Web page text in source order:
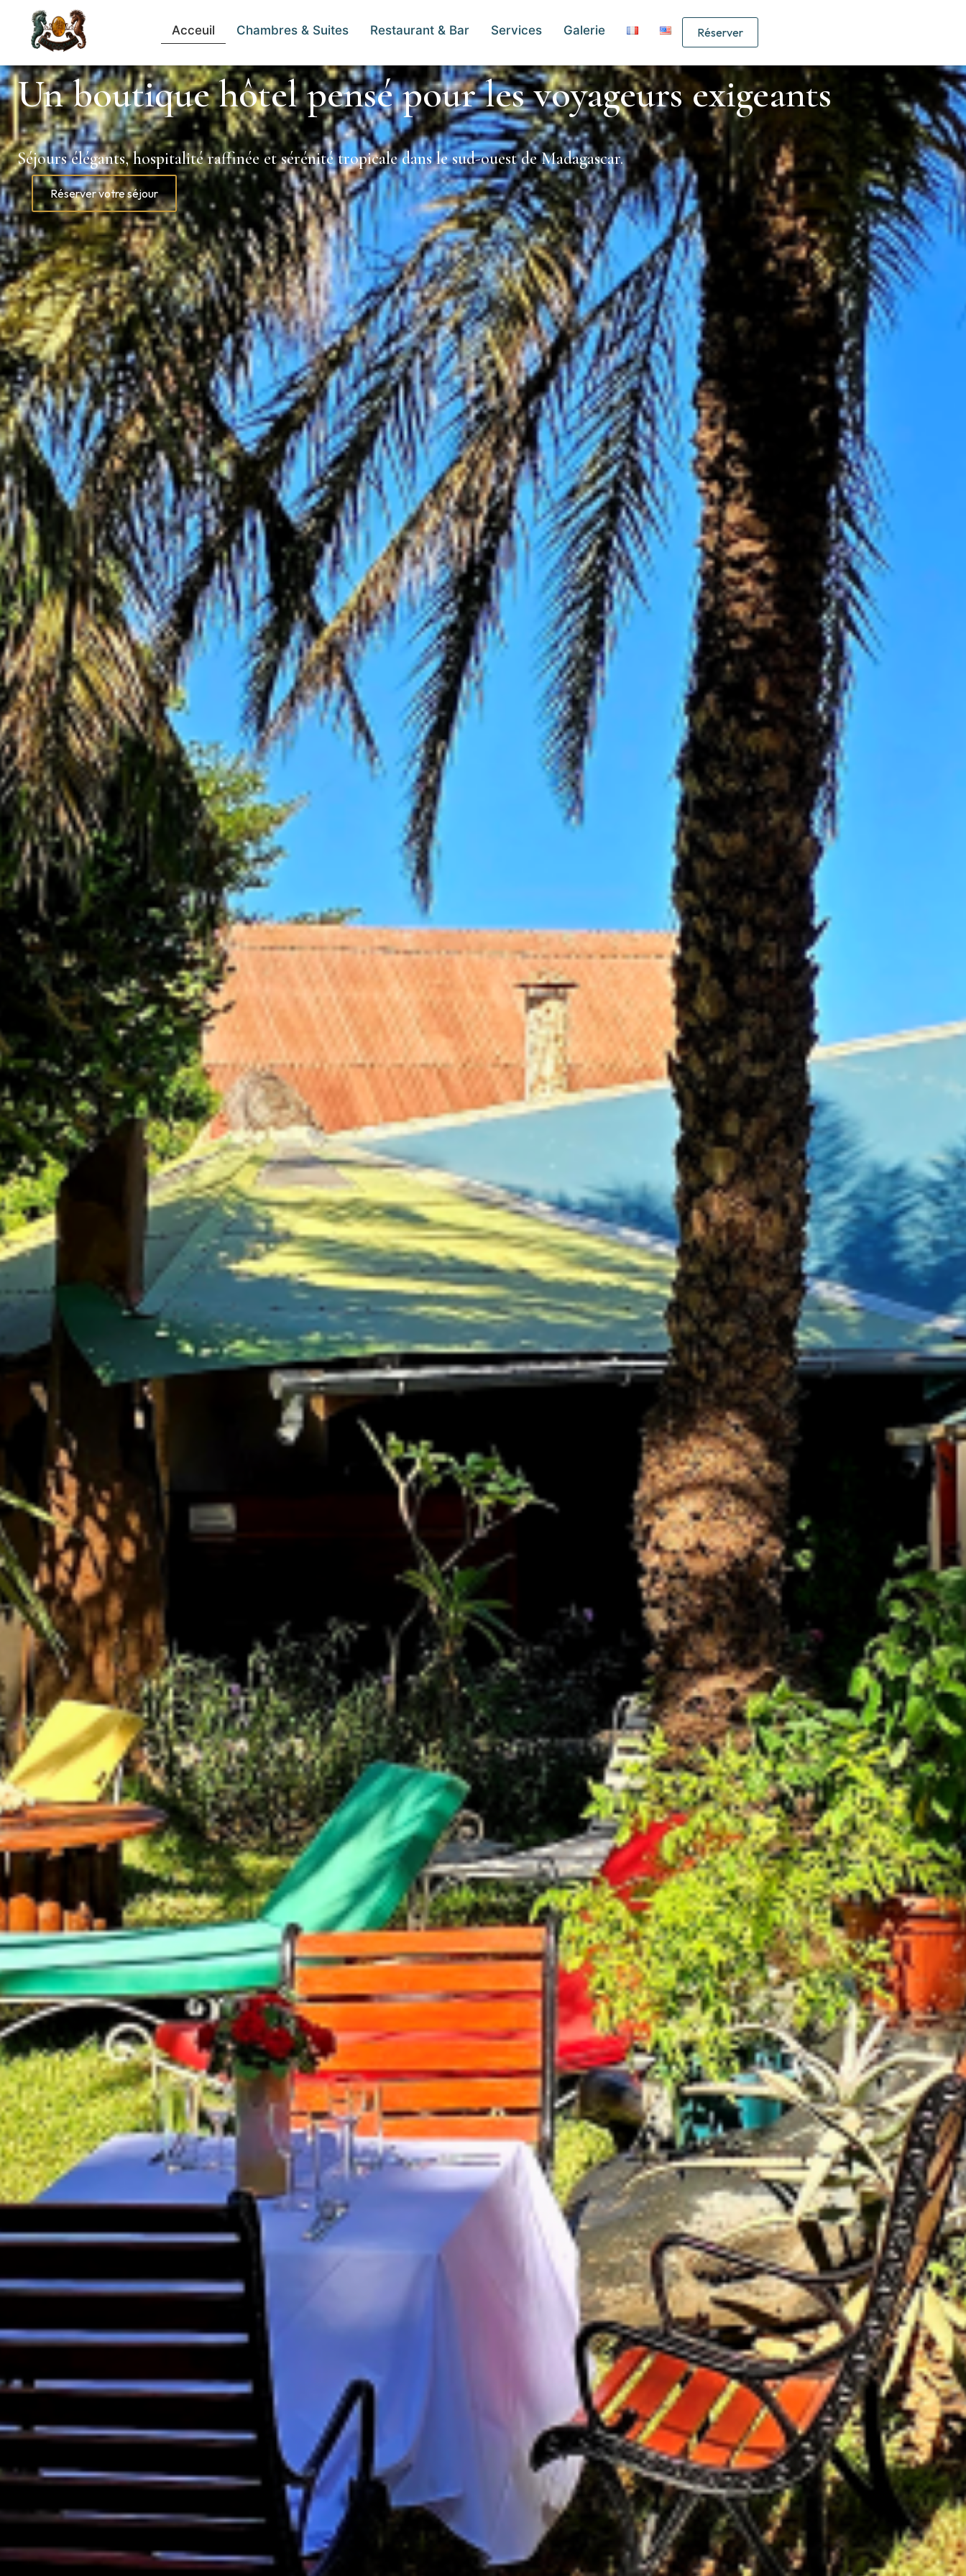
Acceuil Chambres & Suites Restaurant & Bar Services Galerie Réserver
Un boutique hôtel pensé pour les voyageurs exigeants
Séjours élégants, hospitalité raffinée et sérénité tropicale dans le sud-ouest de Madagascar.
Réserver votre séjour